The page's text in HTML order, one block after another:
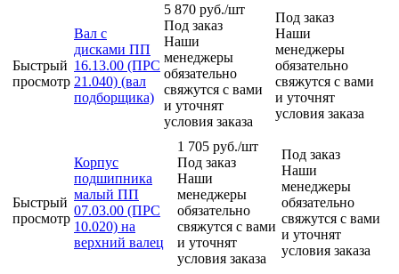
Быстрый
просмотр
Вал с
дисками ПП
16.13.00 (ПРС
21.040) (вал
подборщика)
5 870 руб./шт
Под заказ
Наши
менеджеры
обязательно
свяжутся с вами
и уточнят
условия заказа
Под заказ
Наши
менеджеры
обязательно
свяжутся с вами
и уточнят
условия заказа
Быстрый
просмотр
Корпус
подшипника
малый ПП
07.03.00 (ПРС
10.020) на
верхний валец
1 705 руб./шт
Под заказ
Наши
менеджеры
обязательно
свяжутся с вами
и уточнят
условия заказа
Под заказ
Наши
менеджеры
обязательно
свяжутся с вами
и уточнят
условия заказа